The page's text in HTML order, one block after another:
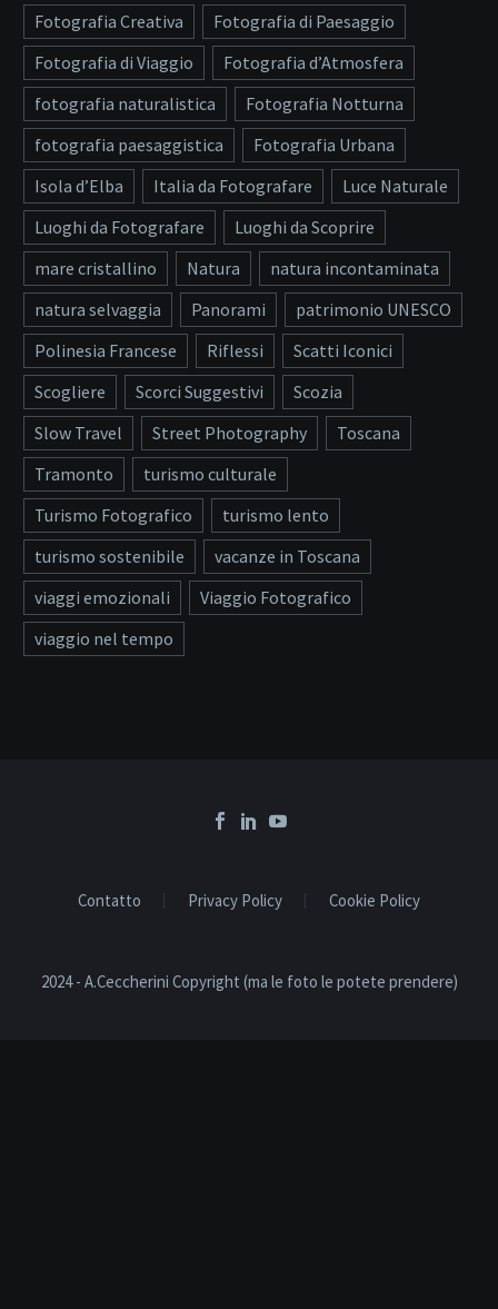
Fotografia Creativa
Fotografia di Paesaggio
Fotografia di Viaggio
Fotografia d’Atmosfera
fotografia naturalistica
Fotografia Notturna
fotografia paesaggistica
Fotografia Urbana
Isola d’Elba
Italia da Fotografare
Luce Naturale
Luoghi da Fotografare
Luoghi da Scoprire
mare cristallino
Natura
natura incontaminata
natura selvaggia
Panorami
patrimonio UNESCO
Polinesia Francese
Riflessi
Scatti Iconici
Scogliere
Scorci Suggestivi
Scozia
Slow Travel
Street Photography
Toscana
Tramonto
turismo culturale
Turismo Fotografico
turismo lento
turismo sostenibile
vacanze in Toscana
viaggi emozionali
Viaggio Fotografico
viaggio nel tempo
Contatto Privacy Policy Cookie Policy
2024 - A.Ceccherini Copyright (ma le foto le potete prendere)